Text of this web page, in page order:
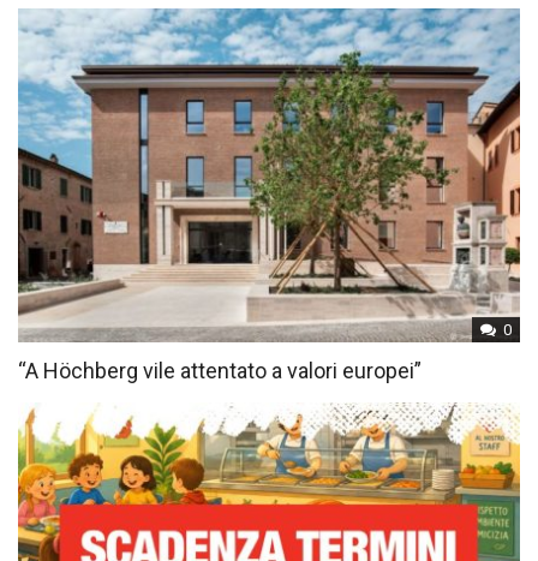
0
“A Höchberg vile attentato a valori europei”